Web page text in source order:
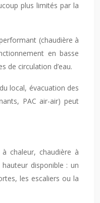
plus limités par la
(chaudière à
en basse
de circulation d’eau.
local, évacuation des
PAC air-air) peut
chaleur, chaudière à
disponible : un
les escaliers ou la